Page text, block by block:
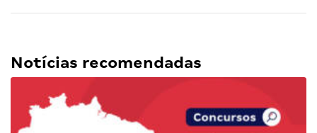
Notícias recomendadas